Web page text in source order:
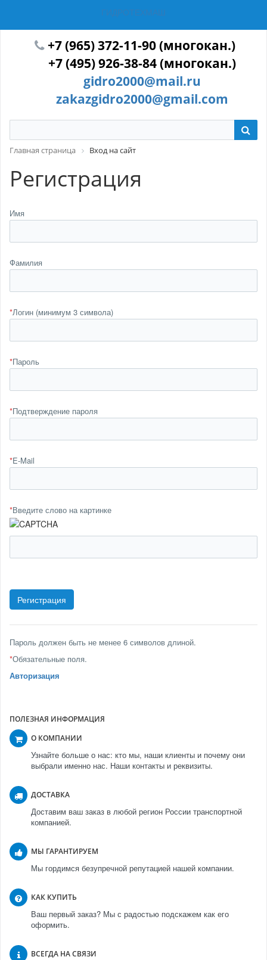
ГИДРОТЕХМАШ
+7 (965) 372-11-90 (многокан.)
+7 (495) 926-38-84 (многокан.)
gidro2000@mail.ru
zakazgidro2000@gmail.com
Главная страница Вход на сайт
Регистрация
Имя
Фамилия
*Логин (минимум 3 символа)
*Пароль
*Подтверждение пароля
*E-Mail
*Введите слово на картинке
Пароль должен быть не менее 6 символов длиной.
*Обязательные поля.
Авторизация
ПОЛЕЗНАЯ ИНФОРМАЦИЯ
О КОМПАНИИ
Узнайте больше о нас: кто мы, наши клиенты и почему они
выбрали именно нас. Наши контакты и реквизиты.
ДОСТАВКА
Доставим ваш заказ в любой регион России транспортной
компанией.
МЫ ГАРАНТИРУЕМ
Мы гордимся безупречной репутацией нашей компании.
КАК КУПИТЬ
Ваш первый заказ? Мы с радостью подскажем как его
оформить.
ВСЕГДА НА СВЯЗИ